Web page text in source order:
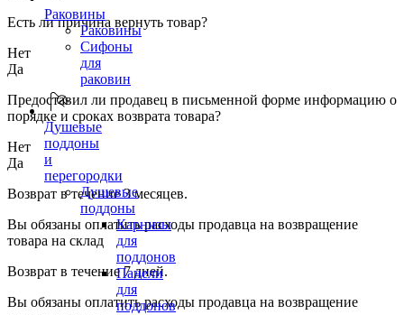
Раковины
Раковины
Сифоны
для
раковин
Душевые
поддоны
и
перегородки
Душевые
поддоны
Карнизы
для
поддонов
Панели
для
поддонов
Есть ли причина вернуть товар?
Нет
Да
Предоставил ли продавец в письменной форме информацию о
порядке и сроках возврата товара?
Нет
Да
Возврат в течение3месяцев.
Вы обязаны оплатить расходы продавца на возвращение
товара на склад
Возврат в течение7дней.
Вы обязаны оплатить расходы продавца на возвращение